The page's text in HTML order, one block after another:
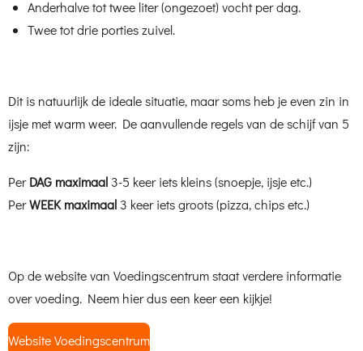
Anderhalve tot twee liter (ongezoet) vocht per dag.
Twee tot drie porties zuivel.
Dit is natuurlijk de ideale situatie, maar soms heb je even zin in
ijsje met warm weer. De aanvullende regels van de schijf van 5
zijn:
PerDAG maximaal 3-5 keer iets kleins (snoepje, ijsje etc.)
PerWEEK maximaal 3 keer iets groots (pizza, chips etc.)
Op de website van Voedingscentrum staat verdere informatie
over voeding. Neem hier dus een keer een kijkje!
Website Voedingscentrum